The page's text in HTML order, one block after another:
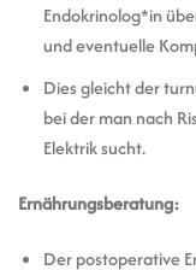
Endokrinolog*in
und eventuelle
Dies gleicht der
bei der man nach
Elektrik sucht.
Ernährungsberatung:
Der postoperative